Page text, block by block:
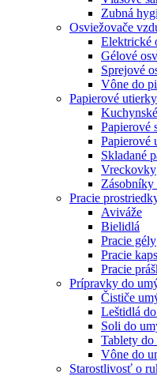
Zubná
Osviežovače
Elektrické
Gélové
Sprejové
Vône do
Papierové utierky
Papierové
Papierové
Skladané
Vreckovky
Zásobníky
Pracie
Aviváže
Bielidlá
Pracie gély
Pracie
Pracie
Prípravky do
Čističe
Leštidlá
Soli do
Tablety
Vône do
Starostlivosť o